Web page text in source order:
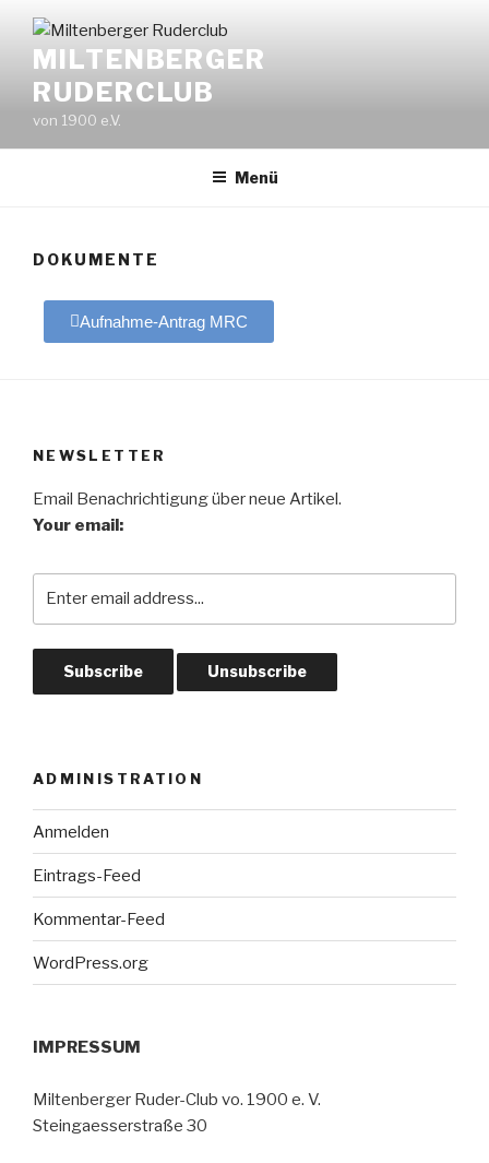
MILTENBERGER
RUDERCLUB
von 1900 e.V.
Menü
DOKUMENTE
Aufnahme-Antrag MRC
NEWSLETTER
Email Benachrichtigung über neue Artikel.
Your email:
ADMINISTRATION
Anmelden
Eintrags-Feed
Kommentar-Feed
WordPress.org
IMPRESSUM
Miltenberger Ruder-Club vo. 1900 e. V.
Steingaesserstraße 30